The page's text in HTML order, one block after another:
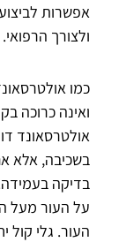
אפשרות
ולצורך הרפואי.
כמו
ואינה כרוכה
אולטרסאונד
בשכיבה, אלא
בדיקה
על העור מעל
העור. גלי קול